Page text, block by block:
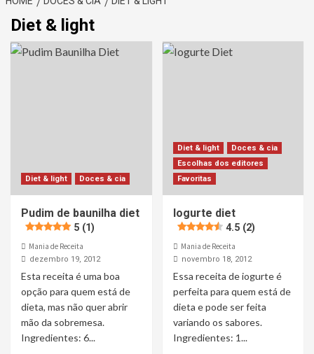
Diet & light
Diet & light Doces & cia
Pudim de baunilha diet
5 (1)
Mania de Receita
dezembro 19, 2012
Esta receita é uma boa
opção para quem está de
dieta, mas não quer abrir
mão da sobremesa.
Ingredientes: 6...
Diet & light
Doces & cia
Escolhas dos editores
Favoritas
Iogurte diet
4.5 (2)
Mania de Receita
novembro 18, 2012
Essa receita de iogurte é
perfeita para quem está de
dieta e pode ser feita
variando os sabores.
Ingredientes: 1...